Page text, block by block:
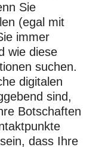
Sie
(egal mit
immer
wie diese
suchen.
digitalen
sind,
Botschaften
dass Ihre